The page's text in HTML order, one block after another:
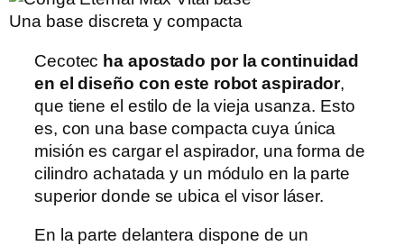
Una base discreta y compacta
Cecotec ha apostado por la continuidad
en el diseño con este robot aspirador,
que tiene el estilo de la vieja usanza. Esto
es, con una base compacta cuya única
misión es cargar el aspirador, una forma de
cilindro achatada y un módulo en la parte
superior donde se ubica el visor láser.
En la parte delantera dispone de un